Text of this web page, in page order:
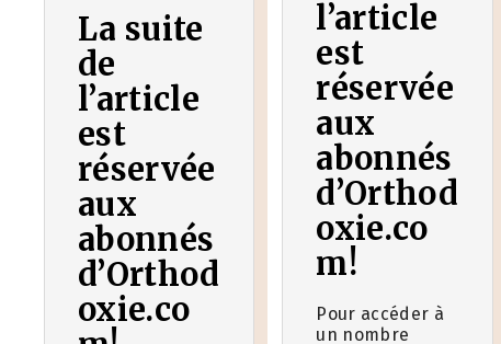
La suite
de
l’article
est
réservée
aux
abonnés
d’Orthod
oxie.co
l’article
est
réservée
aux
abonnés
d’Orthod
oxie.co
m!
Pour accéder à
un nombre